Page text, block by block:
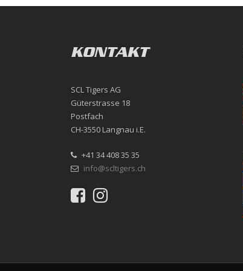
KONTAKT
SCL Tigers AG
Güterstrasse 18
Postfach
CH-3550 Langnau i.E.
+41 34 408 35 35
info@scltigers.ch